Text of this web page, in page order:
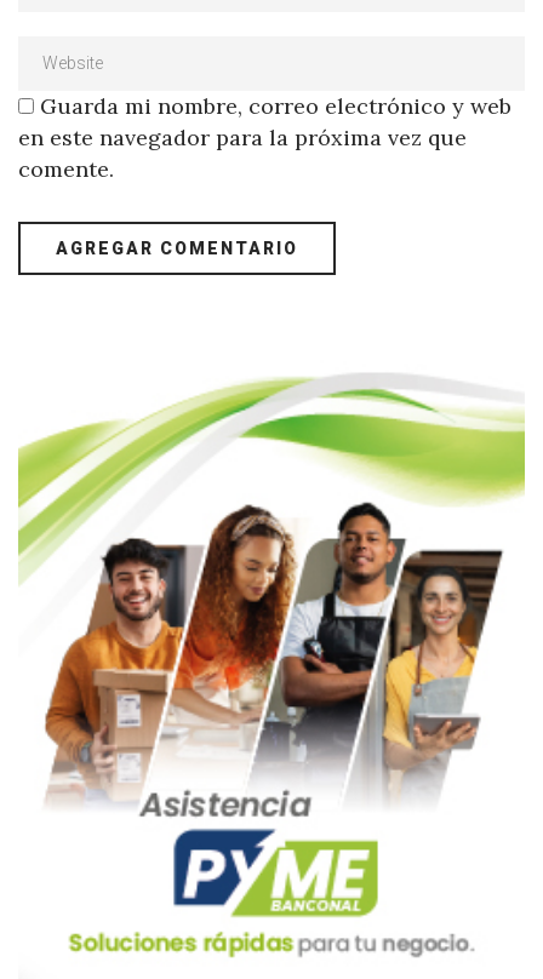
Guarda mi nombre, correo electrónico y web
en este navegador para la próxima vez que
comente.